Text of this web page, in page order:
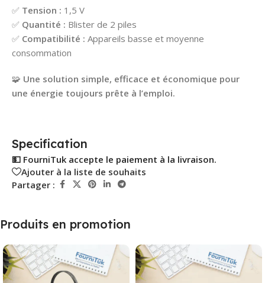
✅ Tension : 1,5 V
✅ Quantité : Blister de 2 piles
✅ Compatibilité : Appareils basse et moyenne
consommation
🧩 Une solution simple, efficace et économique pour
une énergie toujours prête à l’emploi.
Specification
💵 FourniTuk accepte le paiement à la livraison.
Ajouter à la liste de souhaits
Partager :
Produits en promotion